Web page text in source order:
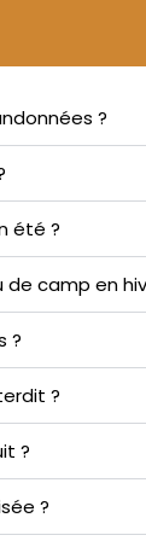
?
été ?
de camp en
?
?
?
?